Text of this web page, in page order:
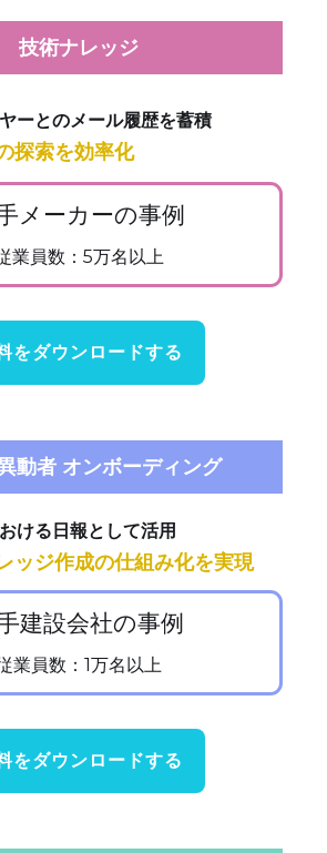
技術ナレッジ
ーとのメール履歴を蓄積
探索を効率化
メーカーの事例
業員数：5万名以上
をダウンロードする
動者 オンボーディング
ける日報として活用
ッジ作成の仕組み化を実現
建設会社の事例
業員数：1万名以上
をダウンロードする